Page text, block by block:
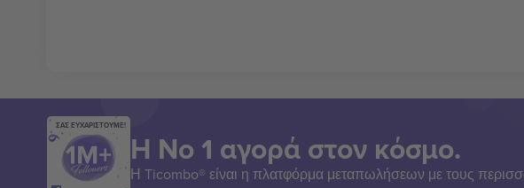
ΣΑΣ ΕΥΧΑΡΙΣΤΟΥΜΕ!
Η Νο 1 αγορά στον κόσμο.
Η Ticombo® είναι η πλατφόρμα μεταπωλήσεων με τους